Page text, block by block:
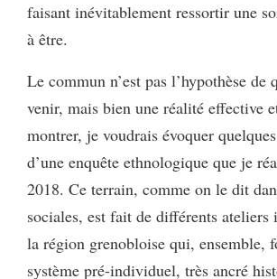
faisant inévitablement ressortir une
à être.
Le commun n’est pas l’hypothèse de
venir, mais bien une réalité effective
montrer, je voudrais évoquer
d’une enquête ethnologique que je
2018. Ce terrain, comme on le dit
sociales, est fait de différents ateliers
la région grenobloise qui, ensemble,
système pré-individuel, très ancré